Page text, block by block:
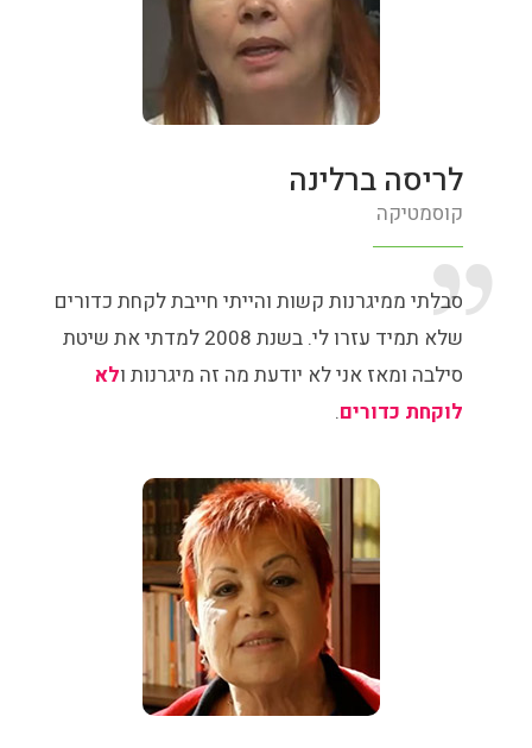
לריסה ברלינה
קוסמטיקה
סבלתי ממיגרנות קשות והייתי חייבת לקחת כדורים
שלא תמיד עזרו לי. בשנת 2008 למדתי את שיטת
סילבה ומאז אני לא יודעת מה זה מיגרנות ולא
לוקחת כדורים.